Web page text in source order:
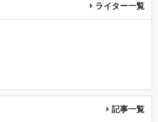
ライター一覧
記事一覧